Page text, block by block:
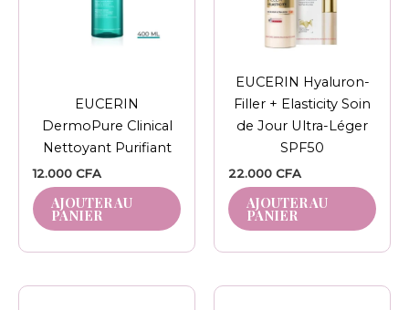
EUCERIN
DermoPure Clinical
Nettoyant Purifiant
12.000 CFA
AJOUTER AU
PANIER
EUCERIN Hyaluron-
Filler + Elasticity Soin
de Jour Ultra-Léger
SPF50
22.000 CFA
AJOUTER AU
PANIER